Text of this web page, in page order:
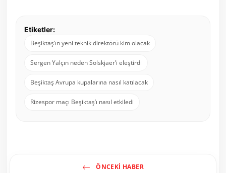
Etiketler:
Beşiktaş’ın yeni teknik direktörü kim olacak
Sergen Yalçın neden Solskjaer’i eleştirdi
Beşiktaş Avrupa kupalarına nasıl katılacak
Rizespor maçı Beşiktaş’ı nasıl etkiledi
ÖNCEKI HABER